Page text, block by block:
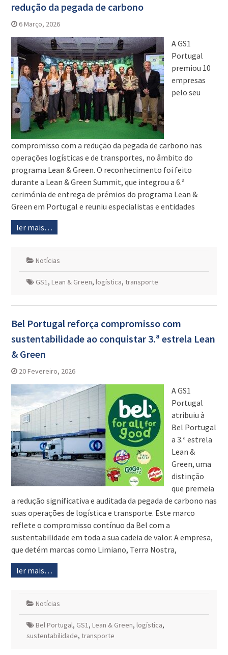
redução da pegada de carbono
6 Março, 2026
A GS1
Portugal
premiou 10
empresas
pelo seu
compromisso com a redução da pegada de carbono nas
operações logísticas e de transportes, no âmbito do
programa Lean & Green. O reconhecimento foi feito
durante a Lean & Green Summit, que integrou a 6.ª
cerimónia de entrega de prémios do programa Lean &
Green em Portugal e reuniu especialistas e entidades
ler mais…
Notícias
GS1, Lean & Green, logística, transporte
Bel Portugal reforça compromisso com
sustentabilidade ao conquistar 3.ª estrela Lean
& Green
20 Fevereiro, 2026
A GS1
Portugal
atribuiu à
Bel Portugal
a 3.ª estrela
Lean &
Green, uma
distinção
que premeia
a redução significativa e auditada da pegada de carbono nas
suas operações de logística e transporte. Este marco
reflete o compromisso contínuo da Bel com a
sustentabilidade em toda a sua cadeia de valor. A empresa,
que detém marcas como Limiano, Terra Nostra,
ler mais…
Notícias
Bel Portugal, GS1, Lean & Green, logística,
sustentabilidade, transporte